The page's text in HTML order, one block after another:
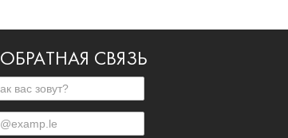
ОБРАТНАЯ СВЯЗЬ